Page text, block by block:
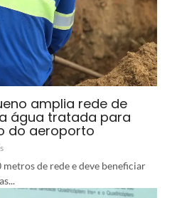
amplia rede de
água tratada para
do aeroporto
de rede e deve beneficiar